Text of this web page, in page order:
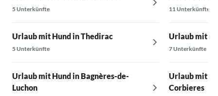
5 Unterkünfte
Urlaub mit Hund in Thedirac
5 Unterkünfte
Urlaub mit Hund in Bagnères-de-
Luchon
11 Unterkünfte
Urlaub mit
7 Unterkünfte
Urlaub mit
Corbieres